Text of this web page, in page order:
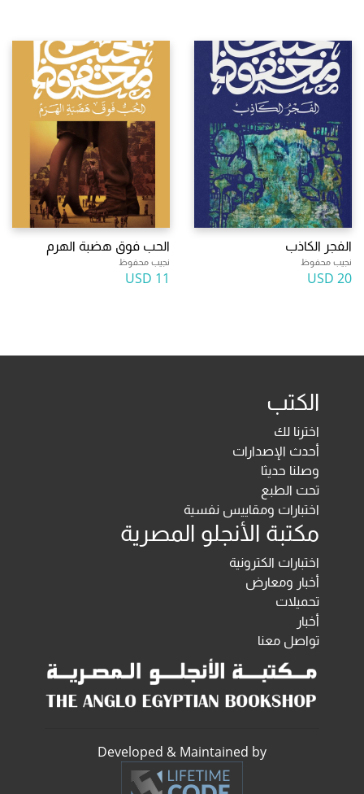
الفجر الكاذب
نجيب محفوظ
20 USD
الحب فوق هضبة الهرم
نجيب محفوظ
11 USD
الكتب
اخترنا لك
أحدث الإصدارات
وصلنا حديثا
تحت الطبع
اختبارات ومقاييس نفسية
مكتبة الأنجلو المصرية
اختبارات الكترونية
أخبار ومعارض
تحميلات
أخبار
تواصل معنا
Developed & Maintained by